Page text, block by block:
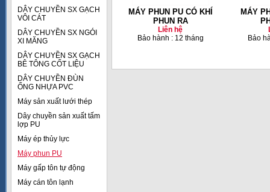
DÂY CHUYỀN SX GẠCH
VÔI CÁT
DÂY CHUYỀN SX NGÓI
XI MĂNG
DÂY CHUYỀN SX GẠCH
BÊ TÔNG CỐT LIỆU
DÂY CHUYỀN ĐÙN
ỐNG NHỰA PVC
Máy sản xuất lưới thép
Dây chuyền sản xuất tấm
lợp PU
Máy ép thủy lực
Máy phun PU
Máy gấp tôn tự động
Máy cán tôn lạnh
MÁY PHUN PU CÓ KHÍ
PHUN RA
Liên hệ
Bảo hành : 12 tháng
MÁY
Bảo